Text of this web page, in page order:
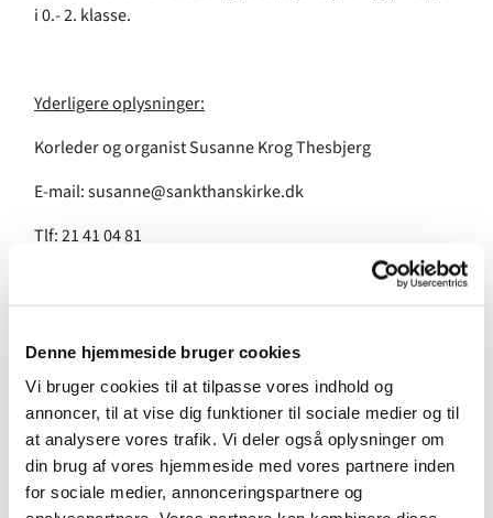
Denne hjemmeside bruger cookies
Vi bruger cookies til at tilpasse vores indhold og
annoncer, til at vise dig funktioner til sociale medier og til
at analysere vores trafik. Vi deler også oplysninger om
din brug af vores hjemmeside med vores partnere inden
for sociale medier, annonceringspartnere og
i 0.- 2. klasse.
Yderligere oplysninger:
Korleder og organist Susanne Krog Thesbjerg
E-mail: susanne@sankthanskirke.dk
Tlf: 21 41 04 81